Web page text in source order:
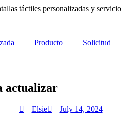
táctiles personalizadas y
Producto Solicitud
actualizar
Elsie July 14, 2024